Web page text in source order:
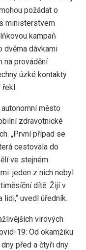
požádat o
ministerstvem
kampaň
dvěma dávkami
na provádění
úzké kontakty
řekl.
město
zdravotnické
„První případ se
cestovala do
ve stejném
jeden z nich nebyl
dítě. Žijí v
uvedl úředník.
virových
19: Od okamžiku
před a čtyři dny